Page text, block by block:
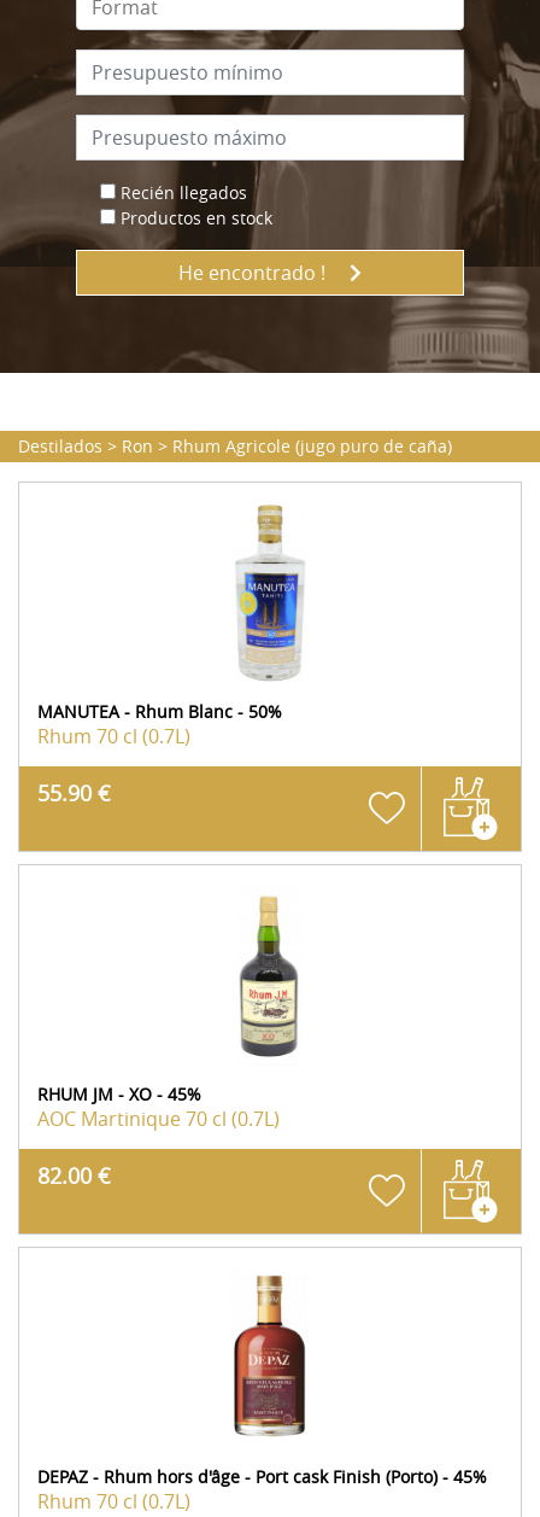
Recién llegados
Productos en stock
He encontrado !
Destilados > Ron > Rhum Agricole (jugo puro de caña)
MANUTEA - Rhum Blanc - 50%
Rhum 70 cl (0.7L)
55.90 €
RHUM JM - XO - 45%
AOC Martinique70 cl (0.7L)
82.00 €
DEPAZ - Rhum hors d'âge - Port cask Finish (Porto) - 45%
Rhum 70 cl (0.7L)